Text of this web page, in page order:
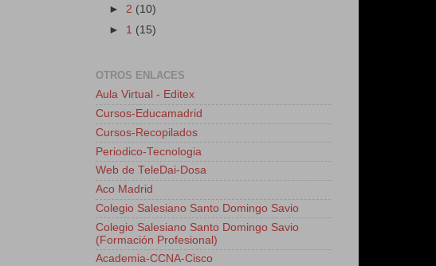
►2 (10)
► 1 (15)
OTROS ENLACES
Aula Virtual - Editex
Cursos-Educamadrid
Cursos-Recopilados
Periodico-Tecnologia
Web de TeleDai-Dosa
Aco Madrid
Colegio Salesiano Santo Domingo Savio
Colegio Salesiano Santo Domingo Savio
(Formación Profesional)
Academia-CCNA-Cisco